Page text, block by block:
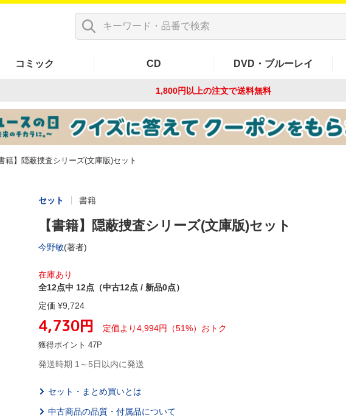
コミック CD DVD・ブルーレイ
1,800円以上の注文で送料無料
書籍】隠蔽捜査シリーズ(文庫版)セット
セット 書籍
【書籍】隠蔽捜査シリーズ(文庫版)セット
今野敏(著者)
在庫あり
全12点中 12点（中古12点 / 新品0点）
定価 ¥9,724
4,730円 定価より4,994円 （51%） おトク
獲得ポイント 47P
発送時期 1～5日以内に発送
セット・まとめ買いとは
中古商品の品質・付属品について